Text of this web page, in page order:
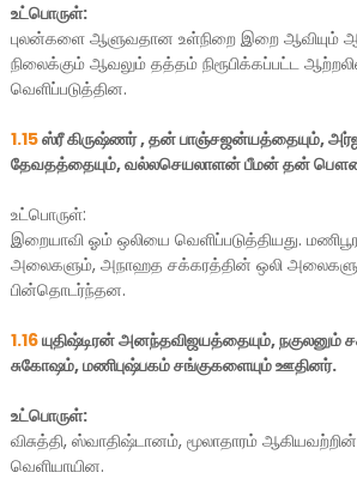
உட்பொருள்:
புலன்களை ஆளுவதான உள்நிறை இறை ஆவியும்
நிலைக்கும் ஆவலும் தத்தம் நிரூபிக்கப்பட்ட
வெளிப்படுத்தின.
1.15ஸ்ரீ கிருஷ்ணர் , தன் பாஞ்சஜன்யத்தையும்,
தேவதத்தையும், வல்லசெயலாளன் பீமன் தன்
உட்பொருள்:
இறையாவி ஓம் ஒலியை வெளிப்படுத்தியது.
அலைகளும், அநாஹத சக்கரத்தின் ஒலி
பின்தொடர்ந்தன.
1.16யுதிஷ்டிரன் அனந்தவிஜயத்தையும், நகுலனும்
சுகோஷம், மணிபுஷ்பகம் சங்குகளையும் ஊதினர்.
உட்பொருள்:
விசுத்தி, ஸ்வாதிஷ்டானம், மூலாதாரம்
வெளியாயின.